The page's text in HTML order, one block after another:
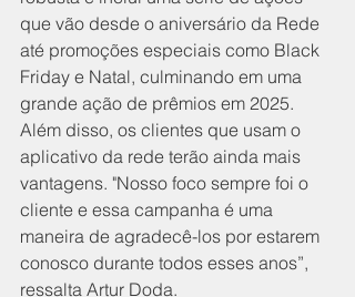
que vão desde o aniversário da Rede
até promoções especiais como Black
Friday e Natal, culminando em uma
grande ação de prêmios em 2025.
Além disso, os clientes que usam o
aplicativo da rede terão ainda mais
vantagens. "Nosso foco sempre foi o
cliente e essa campanha é uma
maneira de agradecê-los por estarem
conosco durante todos esses anos”,
ressalta Artur Doda.